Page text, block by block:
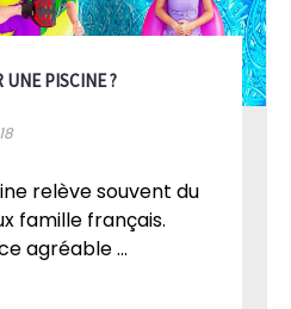
UNE PISCINE ?
relève souvent du
famille français.
agréable ...